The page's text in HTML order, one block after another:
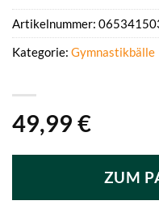
49,99 €
ZUM
Artikelnummer:
Kategorie: Gymnastikbälle